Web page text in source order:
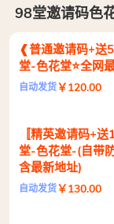
98堂邀请码色
❰普通邀请码+送
堂-色花堂⭐全网
自动发货￥120.00
〚精英邀请码+
堂-色花堂-(自带
含最新地址)
自动发货￥130.00